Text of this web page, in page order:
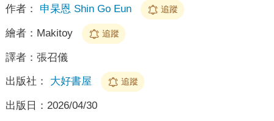
作者： 申杲恩 Shin Go Eun 追蹤
繪者： Makitoy 追蹤
譯者： 張召儀
出版社： 大好書屋 追蹤
出版日： 2026/04/30